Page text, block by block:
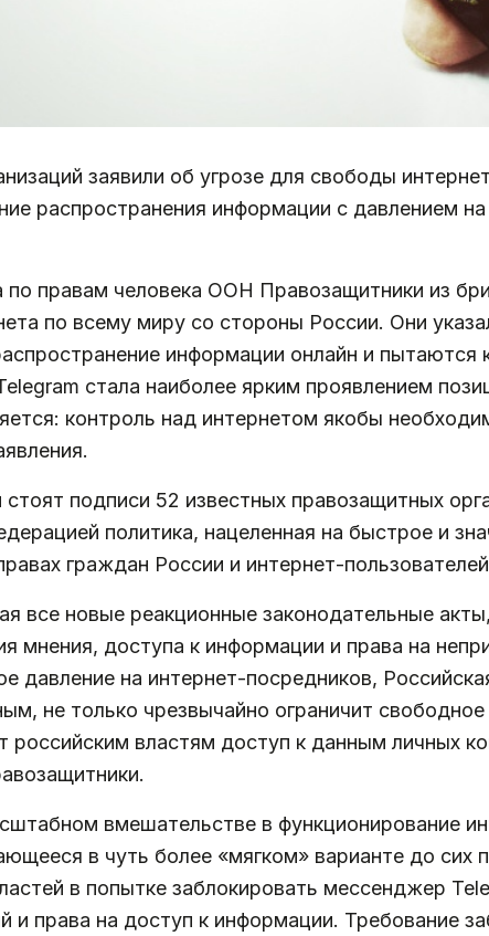
заявили об угрозе для свободы
распространения информации с давлением
правам человека ООН Правозащитники из
по всему миру со стороны России. Они
информации онлайн и пытаются
стала наиболее ярким проявлением
контроль над интернетом якобы
подписи 52 известных правозащитных
политика, нацеленная на быстрое и
граждан России и интернет-
все новые реакционные законодательные
мнения, доступа к информации и права на
давление на интернет-посредников,
не только чрезвычайно ограничит
российским властям доступ к данным личных
вмешательстве в функционирование
в чуть более «мягком» варианте до сих
в попытке заблокировать мессенджер
права на доступ к информации. Требование